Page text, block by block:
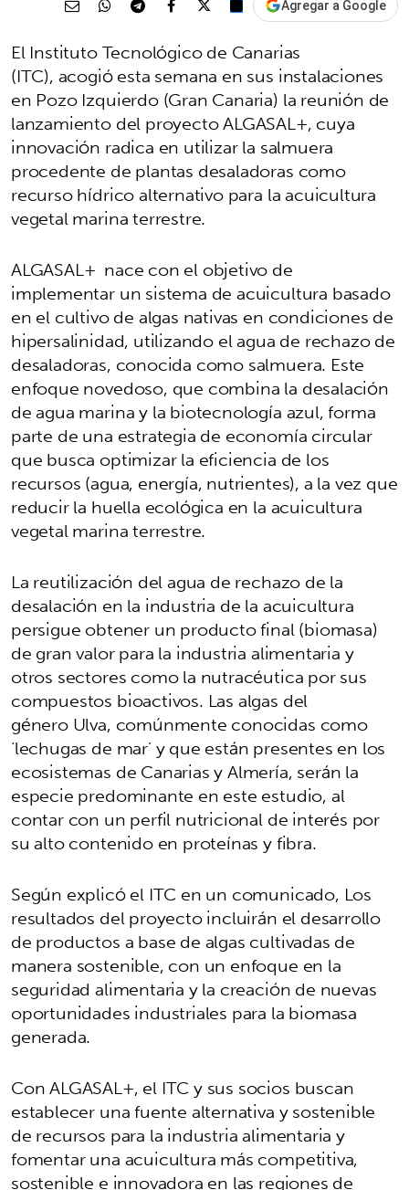
Agregar a Google
El Instituto Tecnológico de Canarias
(ITC), acogió esta semana en sus instalaciones
en Pozo Izquierdo (Gran Canaria) la reunión de
lanzamiento del proyecto ALGASAL+, cuya
innovación radica en utilizar la salmuera
procedente de plantas desaladoras como
recurso hídrico alternativo para la acuicultura
vegetal marina terrestre.
ALGASAL+ nace con el objetivo de
implementar un sistema de acuicultura basado
en el cultivo de algas nativas en condiciones de
hipersalinidad, utilizando el agua de rechazo de
desaladoras, conocida como salmuera. Este
enfoque novedoso, que combina la desalación
de agua marina y la biotecnología azul, forma
parte de una estrategia de economía circular
que busca optimizar la eficiencia de los
recursos (agua, energía, nutrientes), a la vez que
reducir la huella ecológica en la acuicultura
vegetal marina terrestre.
La reutilización del agua de rechazo de la
desalación en la industria de la acuicultura
persigue obtener un producto final (biomasa)
de gran valor para la industria alimentaria y
otros sectores como la nutracéutica por sus
compuestos bioactivos. Las algas del
género Ulva, comúnmente conocidas como
‘lechugas de mar’ y que están presentes en los
ecosistemas de Canarias y Almería, serán la
especie predominante en este estudio, al
contar con un perfil nutricional de interés por
su alto contenido en proteínas y fibra.
Según explicó el ITC en un comunicado, Los
resultados del proyecto incluirán el desarrollo
de productos a base de algas cultivadas de
manera sostenible, con un enfoque en la
seguridad alimentaria y la creación de nuevas
oportunidades industriales para la biomasa
generada.
Con ALGASAL+, el ITC y sus socios buscan
establecer una fuente alternativa y sostenible
de recursos para la industria alimentaria y
fomentar una acuicultura más competitiva,
sostenible e innovadora en las regiones de